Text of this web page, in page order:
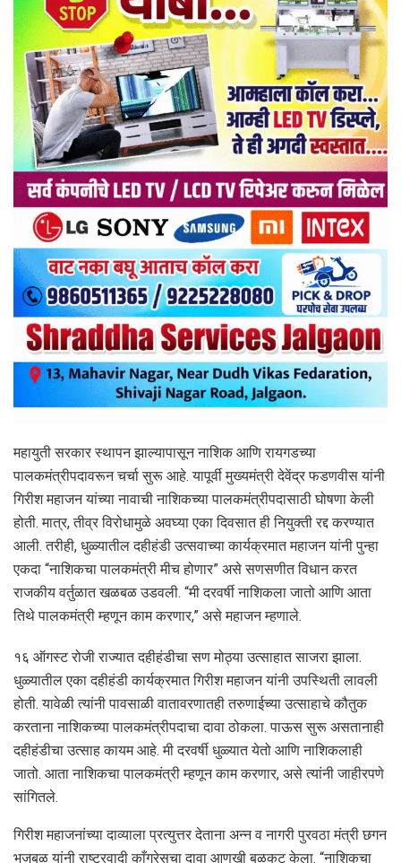
महायुती सरकार स्थापन झाल्यापासून नाशिक आणि रायगडच्या
पालकमंत्रीपदावरून चर्चा सुरू आहे. यापूर्वी मुख्यमंत्री देवेंद्र फडणवीस यांनी
गिरीश महाजन यांच्या नावाची नाशिकच्या पालकमंत्रीपदासाठी घोषणा केली
होती. मात्र, तीव्र विरोधामुळे अवघ्या एका दिवसात ही नियुक्ती रद्द करण्यात
आली. तरीही, धुळ्यातील दहीहंडी उत्सवाच्या कार्यक्रमात महाजन यांनी पुन्हा
एकदा “नाशिकचा पालकमंत्री मीच होणार” असे सणसणीत विधान करत
राजकीय वर्तुळात खळबळ उडवली. “मी दरवर्षी नाशिकला जातो आणि आता
तिथे पालकमंत्री म्हणून काम करणार,” असे महाजन म्हणाले.
१६ ऑगस्ट रोजी राज्यात दहीहंडीचा सण मोठ्या उत्साहात साजरा झाला.
धुळ्यातील एका दहीहंडी कार्यक्रमात गिरीश महाजन यांनी उपस्थिती लावली
होती. यावेळी त्यांनी पावसाळी वातावरणातही तरुणाईच्या उत्साहाचे कौतुक
करताना नाशिकच्या पालकमंत्रीपदाचा दावा ठोकला. पाऊस सुरू असतानाही
दहीहंडीचा उत्साह कायम आहे. मी दरवर्षी धुळ्यात येतो आणि नाशिकलाही
जातो. आता नाशिकचा पालकमंत्री म्हणून काम करणार, असे त्यांनी जाहीरपणे
सांगितले.
गिरीश महाजनांच्या दाव्याला प्रत्युत्तर देताना अन्न व नागरी पुरवठा मंत्री छगन
भुजबळ यांनी राष्ट्रवादी काँग्रेसचा दावा आणखी बळकट केला. “नाशिकचा